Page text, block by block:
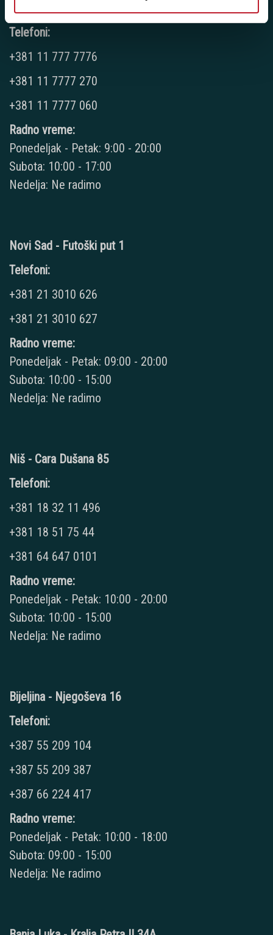
Novi Beograd - Milutina Milankovića 120D
Telefoni:
+381 11 777 7776
+381 11 7777 270
+381 11 7777 060
Radno vreme:
Ponedeljak - Petak: 9:00 - 20:00
Subota: 10:00 - 17:00
Nedelja: Ne radimo
Novi Sad - Futoški put 1
Telefoni:
+381 21 3010 626
+381 21 3010 627
Radno vreme:
Ponedeljak - Petak: 09:00 - 20:00
Subota: 10:00 - 15:00
Nedelja: Ne radimo
Niš - Cara Dušana 85
Telefoni:
+381 18 32 11 496
+381 18 51 75 44
+381 64 647 0101
Radno vreme:
Ponedeljak - Petak: 10:00 - 20:00
Subota: 10:00 - 15:00
Nedelja: Ne radimo
Bijeljina - Njegoševa 16
Telefoni:
+387 55 209 104
+387 55 209 387
+387 66 224 417
Radno vreme:
Ponedeljak - Petak: 10:00 - 18:00
Subota: 09:00 - 15:00
Nedelja: Ne radimo